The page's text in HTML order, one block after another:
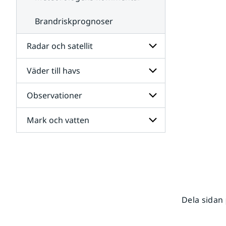
Brandriskprognoser
Radar och satellit
Undersidor
för
Radar
och
satellit
Väder till havs
Undersidor
för
Väder
till
havs
Observationer
Undersidor
för
Mark och vatten
Dela sidan